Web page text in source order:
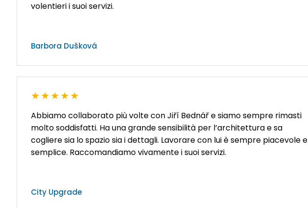
volentieri i suoi servizi.
Barbora Dušková
★★★★★
Abbiamo collaborato più volte con Jiří Bednář e siamo sempre rimasti
molto soddisfatti. Ha una grande sensibilità per l’architettura e sa
cogliere sia lo spazio sia i dettagli. Lavorare con lui è sempre piacevole e
semplice. Raccomandiamo vivamente i suoi servizi.
City Upgrade